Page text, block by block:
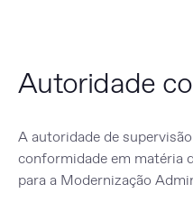
Autoridade
A autoridade de
conformidade em matéria
para a Modernização